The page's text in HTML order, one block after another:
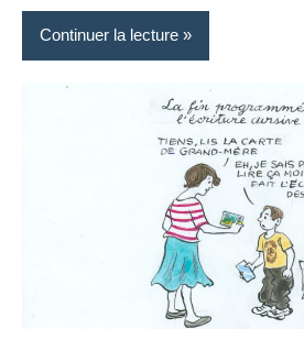
Continuer la lecture